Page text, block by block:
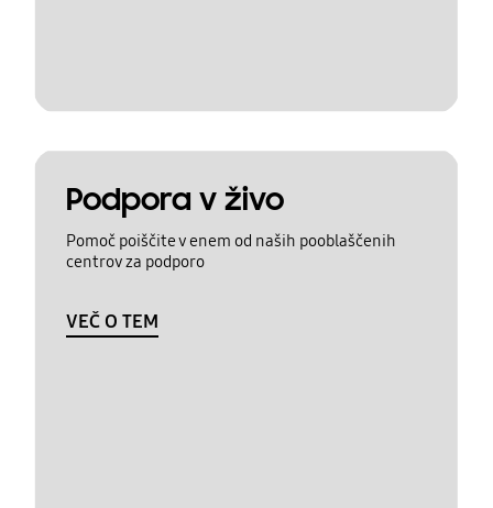
Podpora v živo
Pomoč poiščite v enem od naših pooblaščenih
centrov za podporo
VEČ O TEM